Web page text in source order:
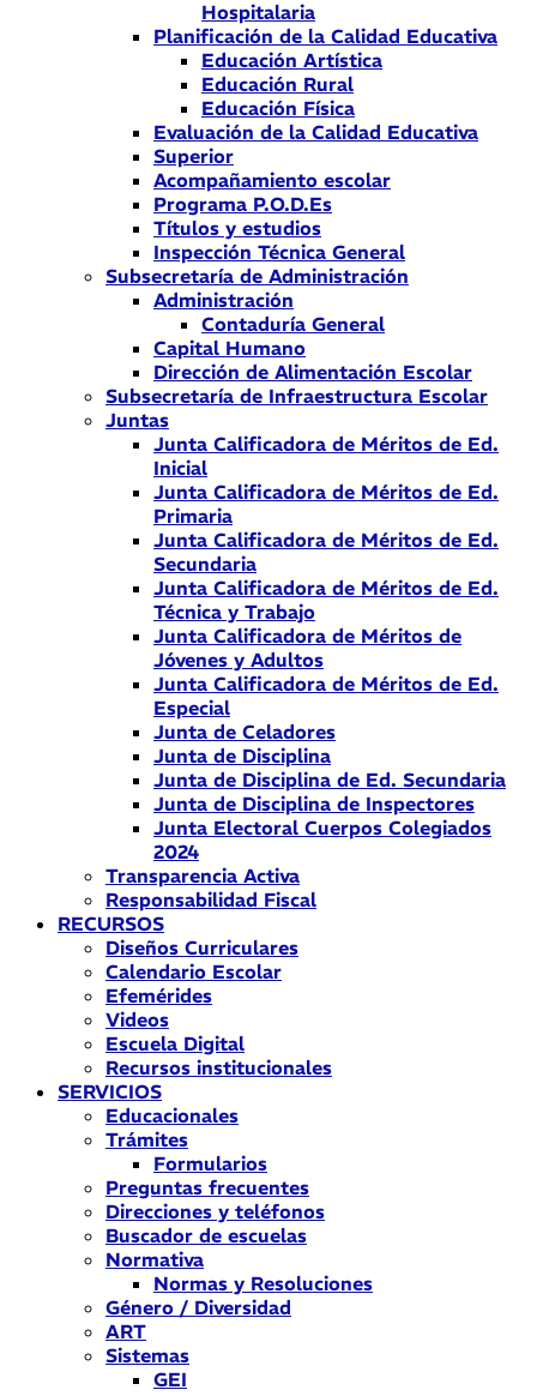
Hospitalaria
Planificación de la Calidad Educativa
Educación Artística
Educación Rural
Educación Física
Evaluación de la Calidad Educativa
Superior
Acompañamiento escolar
Programa P.O.D.Es
Títulos y estudios
Inspección Técnica General
Subsecretaría de Administración
Administración
Contaduría General
Capital Humano
Dirección de Alimentación Escolar
Subsecretaría de Infraestructura Escolar
Juntas
Junta Calificadora de Méritos de Ed.
Inicial
Junta Calificadora de Méritos de Ed.
Primaria
Junta Calificadora de Méritos de Ed.
Secundaria
Junta Calificadora de Méritos de Ed.
Técnica y Trabajo
Junta Calificadora de Méritos de
Jóvenes y Adultos
Junta Calificadora de Méritos de Ed.
Especial
Junta de Celadores
Junta de Disciplina
Junta de Disciplina de Ed. Secundaria
Junta de Disciplina de Inspectores
Junta Electoral Cuerpos Colegiados
2024
Transparencia Activa
Responsabilidad Fiscal
RECURSOS
Diseños Curriculares
Calendario Escolar
Efemérides
Videos
Escuela Digital
Recursos institucionales
SERVICIOS
Educacionales
Trámites
Formularios
Preguntas frecuentes
Direcciones y teléfonos
Buscador de escuelas
Normativa
Normas y Resoluciones
Género / Diversidad
ART
Sistemas
GEI